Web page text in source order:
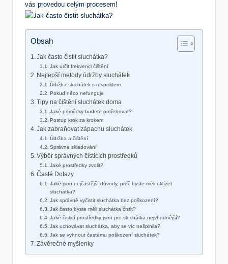
vás provedou celým procesem!
Obsah
Jak často čistit sluchátka?
Jak určit frekvenci čištění
Nejlepší metody údržby sluchátek
Údržba sluchátek s respektem
Pokud něco nefunguje
Tipy na čištění sluchátek doma
Jaké pomůcky budete potřebovat?
Postup krok za krokem
Jak zabraňovat zápachu sluchátek
Údržba a čištění
Správné skladování
Výběr správných čisticích prostředků
Jaké prostředky zvolit?
Časté Dotazy
Jaké jsou nejčastější důvody, proč byste měli uklízet
sluchátka?
Jak správně vyčistit sluchátka bez poškození?
Jak často byste měli sluchátka čistit?
Jaké čisticí prostředky jsou pro sluchátka nejvhodnější?
Jak uchovávat sluchátka, aby se víc nešpinila?
Jak se vyhnout častému poškození sluchátek?
Závěrečné myšlenky